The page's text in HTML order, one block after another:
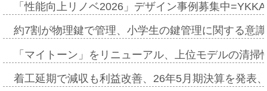
「性能向上リノベ2026」デザイン事例募集中
約7割が物理鍵で管理、小学生の鍵管理に関する意
「マイトーン」をリニューアル、上位モデルの清
着工延期で減収も利益改善、26年5月期決算を発表